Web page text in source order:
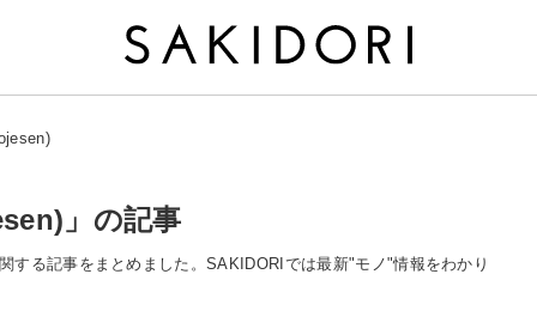
」の記事
する記事をまとめました。SAKIDORIでは最新"モノ"情報をわかり